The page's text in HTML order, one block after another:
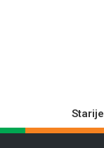
Starije